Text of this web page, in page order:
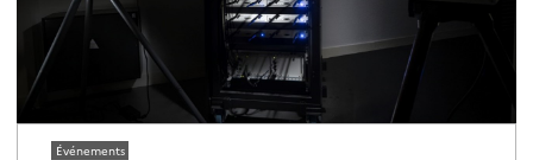
Événements